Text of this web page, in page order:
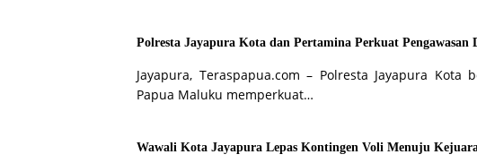
Polresta Jayapura Kota dan Pertamina Perkuat Pengawasan
Jayapura, Teraspapua.com – Polresta Jayapura Kota
Papua Maluku memperkuat…
Wawali Kota Jayapura Lepas Kontingen Voli Menuju